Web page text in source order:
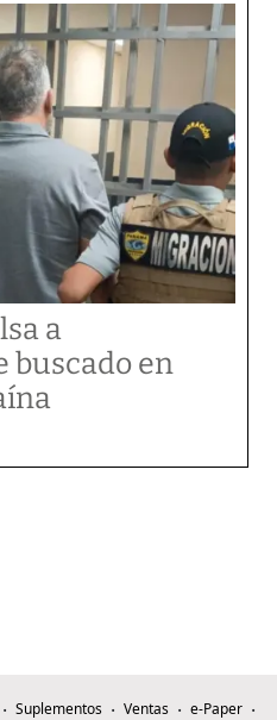
a
buscado en
Suplementos Ventas
e-Paper